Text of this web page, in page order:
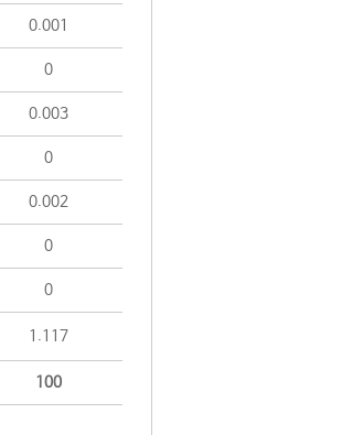
0.001
0
0.003
0
0.002
0
0
1.117
100